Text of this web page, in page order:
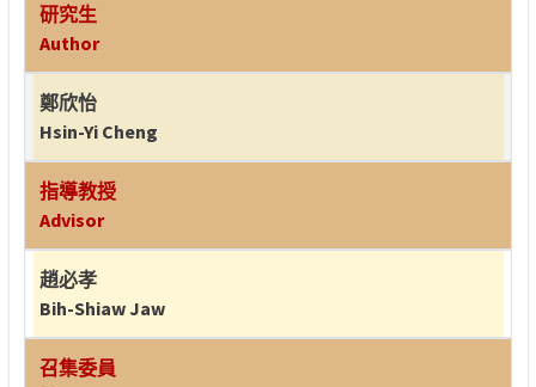
研究生
Author
鄭欣怡
Hsin-Yi Cheng
指導教授
Advisor
趙必孝
Bih-Shiaw Jaw
召集委員